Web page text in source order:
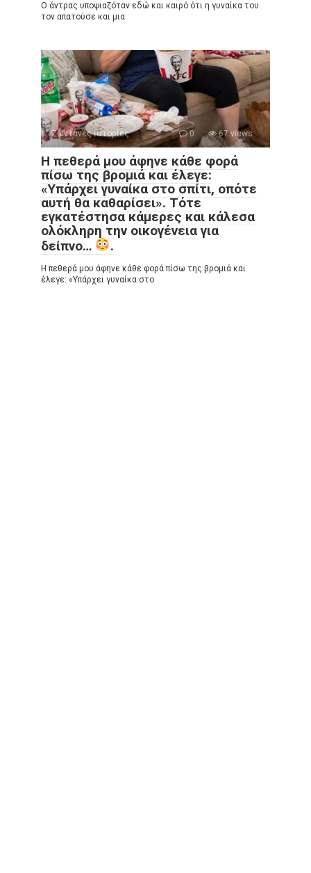
Ο άντρας υποψιαζόταν εδώ και καιρό ότι η γυναίκα του
τον απατούσε και μια
Ζωντανές ιστορίες 0 67 views
Η πεθερά μου άφηνε κάθε φορά
πίσω της βρομιά και έλεγε:
«Υπάρχει γυναίκα στο σπίτι, οπότε
αυτή θα καθαρίσει». Τότε
εγκατέστησα κάμερες και κάλεσα
ολόκληρη την οικογένεια για
δείπνο…
.
Η πεθερά μου άφηνε κάθε φορά πίσω της βρομιά και
έλεγε: «Υπάρχει γυναίκα στο